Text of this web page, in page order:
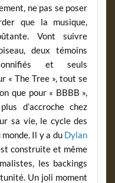
ne pas se poser
que la musique,
Vont suivre
deux témoins
et seuls
« The Tree », tout se
que pour « BBBB »,
d’accroche chez
sa vie, le cycle des
Il y a du Dylan
construite et même
les backings
Un joli moment